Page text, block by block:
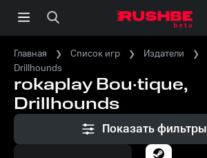
Главная Список игр Издатели
Drillhounds
rokaplay Bou·tique,
Drillhounds
Показать фильтры